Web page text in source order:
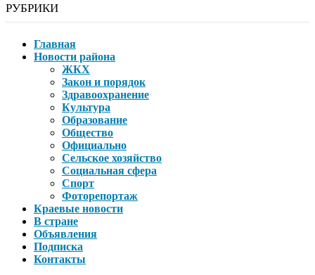
РУБРИКИ
Главная
Новости района
ЖКХ
Закон и порядок
Здравоохранение
Культура
Образование
Общество
Официально
Сельское хозяйство
Социальная сфера
Спорт
Фоторепортаж
Краевые новости
В стране
Объявления
Подписка
Контакты